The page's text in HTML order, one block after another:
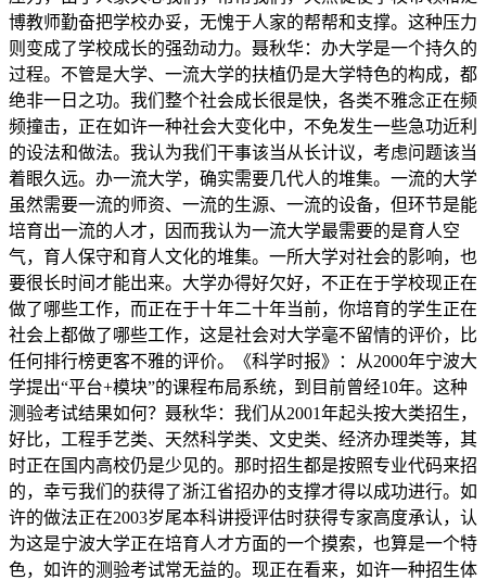
博教师勤奋把学校办妥，无愧于人家的帮帮和支撑。这种压力
则变成了学校成长的强劲动力。聂秋华：办大学是一个持久的
过程。不管是大学、一流大学的扶植仍是大学特色的构成，都
绝非一日之功。我们整个社会成长很是快，各类不雅念正在频
频撞击，正在如许一种社会大变化中，不免发生一些急功近利
的设法和做法。我认为我们干事该当从长计议，考虑问题该当
着眼久远。办一流大学，确实需要几代人的堆集。一流的大学
虽然需要一流的师资、一流的生源、一流的设备，但环节是能
培育出一流的人才，因而我认为一流大学最需要的是育人空
气，育人保守和育人文化的堆集。一所大学对社会的影响，也
要很长时间才能出来。大学办得好欠好，不正在于学校现正在
做了哪些工作，而正在于十年二十年当前，你培育的学生正在
社会上都做了哪些工作，这是社会对大学毫不留情的评价，比
任何排行榜更客不雅的评价。《科学时报》：从2000年宁波大
学提出“平台+模块”的课程布局系统，到目前曾经10年。这种
测验考试结果如何？聂秋华：我们从2001年起头按大类招生，
好比，工程手艺类、天然科学类、文史类、经济办理类等，其
时正在国内高校仍是少见的。那时招生都是按照专业代码来招
的，幸亏我们的获得了浙江省招办的支撑才得以成功进行。如
许的做法正在2003岁尾本科讲授评估时获得专家高度承认，认
为这是宁波大学正在培育人才方面的一个摸索，也算是一个特
色，如许的测验考试常无益的。现正在看来，如许一种招生体